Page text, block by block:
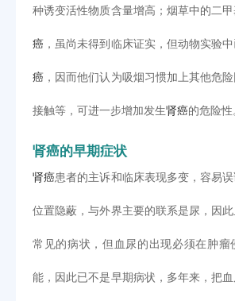
种诱变活性物质含量增高；烟草中的二
癌 ，虽尚未得到临床证实，但动物实验
癌 ，因而他们认为吸烟习惯加上其他危
接触等，可进一步增加发生肾癌的危险性
肾癌的早期症状
肾癌患者的主诉和临床表现多变，容易
位置隐蔽，与外界主要的联系是尿，因
常见的病状，但血尿的出现必须在肿瘤
能，因此已不是早期病状，多年来，把